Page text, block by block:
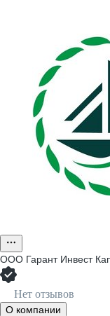
ООО Гарант Инвест
Нет отзывов
О компании